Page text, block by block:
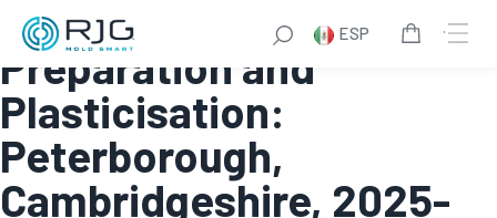
ESP
Module 1 – Melt
Preparation and
Plasticisation:
Peterborough,
Cambridgeshire, 2025-